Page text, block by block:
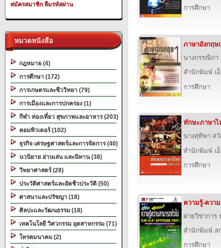
สมัครสมาชิก ลืมรหัสผ่าน
หมวดหนังสือ
กฎหมาย (4)
การศึกษา (172)
การเกษตรและชีววิทยา (79)
การเมืองและการปกครอง (1)
กีฬา ท่องเที่ยว สุขภาพและอาหาร (203)
คอมพิวเตอร์ (102)
ธุรกิจ เศรษฐศาสตร์และการจัดการ (40)
นวนิยาย อ่านเล่น และนิทาน (38)
วิทยาศาสตร์ (28)
ประวัติศาสตร์และอัตชีวประวัติ (50)
ศาสนาและปรัชญา (18)
ศิลปะและวัฒนธรรม (18)
เทคโนโลยี วิศวกรรม อุตสาหกรรม (71)
โทรคมนาคม (2)
การศึกษา
ภาษาอังกฤษ
นางกรรณิกา
สำนักพิมพ์ เ
การศึกษา
ทักษะภาษาไ
นางสุทิพา ส
สำนักพิมพ์ เ
การศึกษา
ความรู้-ควา
ฝ่ายวิชาการ
สำนักพิมพ์ ส
การศึกษา